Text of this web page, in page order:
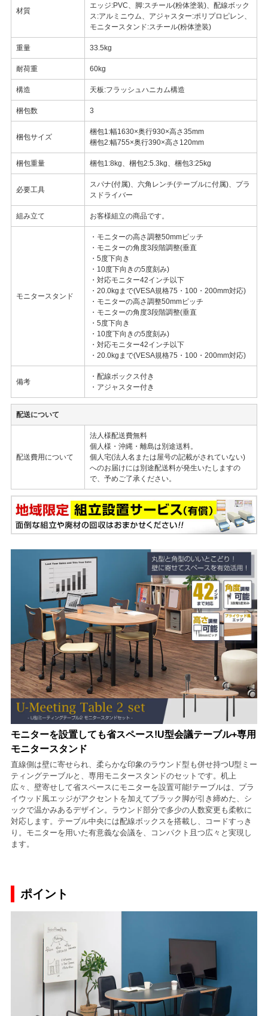
材質
エッジ:PVC、脚:スチール(粉体塗装)、配線ボック
ス:アルミニウム、アジャスター:ポリプロピレン、
モニタースタンド:スチール(粉体塗装)
重量 33.5kg
耐荷重 60kg
構造 天板:フラッシュハニカム構造
梱包数 3
梱包サイズ
梱包1:幅1630×奥行930×高さ35mm
梱包2:幅755×奥行390×高さ120mm
梱包重量 梱包1:8kg、梱包2:5.3kg、梱包3:25kg
必要工具
スパナ(付属)、六角レンチ(テーブルに付属)、プラ
スドライバー
組み立て お客様組立の商品です。
モニタースタンド
・モニターの高さ調整50mmピッチ
・モニターの角度3段階調整(垂直
・5度下向き
・10度下向きの5度刻み)
・対応モニター42インチ以下
・20.0kgまで(VESA規格75・100・200mm対応)
・モニターの高さ調整50mmピッチ
・モニターの角度3段階調整(垂直
・5度下向き
・10度下向きの5度刻み)
・対応モニター42インチ以下
・20.0kgまで(VESA規格75・100・200mm対応)
備考
・配線ボックス付き
・アジャスター付き
配送について
配送費用について
法人様配送費無料
個人様・沖縄・離島は別途送料。
個人宅(法人名または屋号の記載がされていない)
へのお届けには別途配送料が発生いたしますの
で、予めご了承ください。
モニターを設置しても省スペース!U型会議テーブル+専用
モニタースタンド
直線側は壁に寄せられ、柔らかな印象のラウンド型も併せ持つU型ミー
ティングテーブルと、専用モニタースタンドのセットです。机上
広々、壁寄せして省スペースにモニターを設置可能!テーブルは、プラ
イウッド風エッジがアクセントを加えてブラック脚が引き締めた、シ
ックで温かみあるデザイン。ラウンド部分で多少の人数変更も柔軟に
対応します。テーブル中央には配線ボックスを搭載し、コードすっき
り。モニターを用いた有意義な会議を、コンパクト且つ広々と実現し
ます。
ポイント